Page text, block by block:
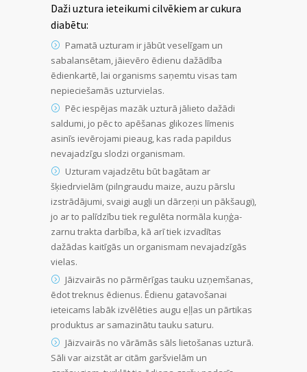
Daži uztura ieteikumi cilvēkiem ar cukura
diabētu:
Pamatā uzturam ir jābūt veselīgam un
sabalansētam, jāievēro ēdienu dažādība
ēdienkartē, lai organisms saņemtu visas tam
nepieciešamās uzturvielas.
Pēc iespējas mazāk uzturā jālieto dažādi
saldumi, jo pēc to apēšanas glikozes līmenis
asinīs ievērojami pieaug, kas rada papildus
nevajadzīgu slodzi organismam.
Uzturam vajadzētu būt bagātam ar
šķiedrvielām (pilngraudu maize, auzu pārslu
izstrādājumi, svaigi augļi un dārzeņi un pākšaugi),
jo ar to palīdzību tiek regulēta normāla kuņģa-
zarnu trakta darbība, kā arī tiek izvadītas
dažādas kaitīgās un organismam nevajadzīgās
vielas.
Jāizvairās no pārmērīgas tauku uzņemšanas,
ēdot treknus ēdienus. Ēdienu gatavošanai
ieteicams labāk izvēlēties augu eļļas un pārtikas
produktus ar samazinātu tauku saturu.
Jāizvairās no vārāmās sāls lietošanas uzturā.
Sāli var aizstāt ar citām garšvielām un